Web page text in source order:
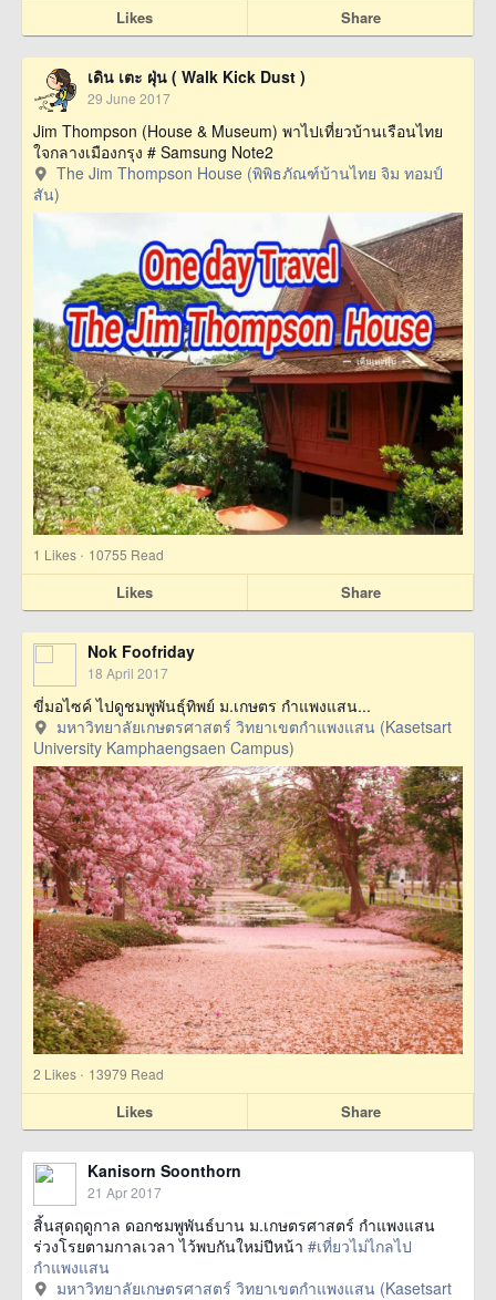
Likes Share
เดิน เตะ ฝุ่น ( Walk Kick Dust )
29 June 2017
Jim Thompson (House & Museum) พาไปเที่ยวบ้านเรือนไทย
ใจกลางเมืองกรุง # Samsung Note2
The Jim Thompson House (พิพิธภัณฑ์บ้านไทย จิม ทอมป์
สัน)
1 Likes · 10755 Read
Likes Share
Nok Foofriday
18 April 2017
ขี่มอไซค์ ไปดูชมพูพันธุ์ทิพย์ ม.เกษตร กำแพงแสน...
มหาวิทยาลัยเกษตรศาสตร์ วิทยาเขตกำแพงแสน (Kasetsart
University Kamphaengsaen Campus)
2 Likes · 13979 Read
Likes Share
Kanisorn Soonthorn
21 Apr 2017
สิ้นสุดฤดูกาล ดอกชมพูพันธ์บาน ม.เกษตรศาสตร์ กำแพงแสน
ร่วงโรยตามกาลเวลา ไว้พบกันใหม่ปีหน้า #เที่ยวไม่ไกลไป
กำแพงแสน
มหาวิทยาลัยเกษตรศาสตร์ วิทยาเขตกำแพงแสน (Kasetsart